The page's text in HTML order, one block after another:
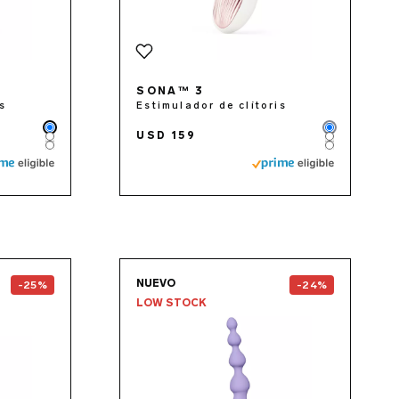
Color
Color
Color
SONA™ 3
Estimulador de clítoris
USD 159 Color
Color
Color
-25%
NUEVO
LOW STOCK
-24%